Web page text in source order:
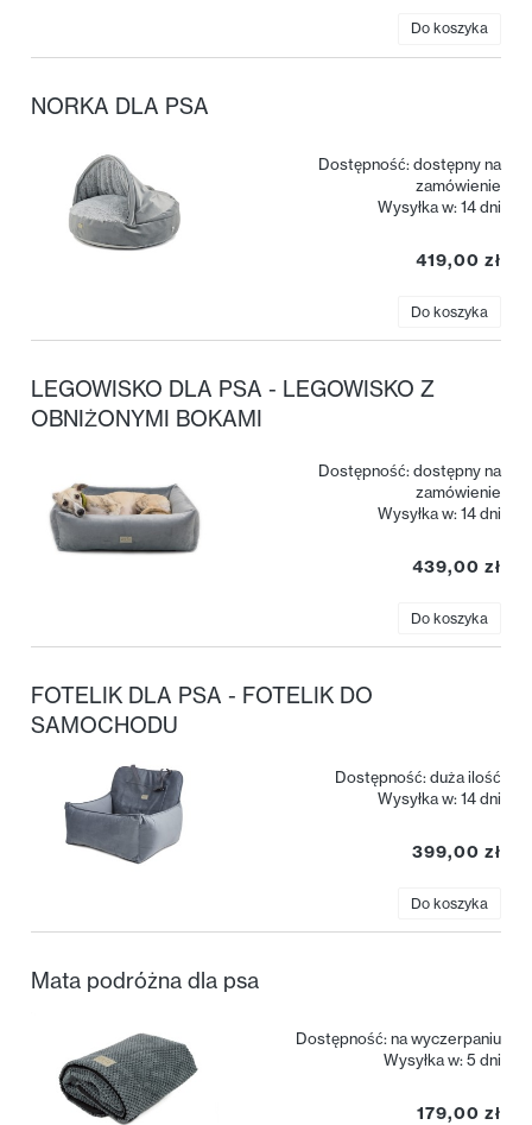
Do koszyka
NORKA DLA PSA
Dostępność:dostępny na
zamówienie
Wysyłka w:14 dni
419,00 zł
Do koszyka
LEGOWISKO DLA PSA - LEGOWISKO Z
OBNIŻONYMI BOKAMI
Dostępność:dostępny na
zamówienie
Wysyłka w:14 dni
439,00 zł
Do koszyka
FOTELIK DLA PSA - FOTELIK DO
SAMOCHODU
Dostępność:duża ilość
Wysyłka w:14 dni
399,00 zł
Do koszyka
Mata podróżna dla psa
Dostępność:na wyczerpaniu
Wysyłka w:5 dni
179,00 zł